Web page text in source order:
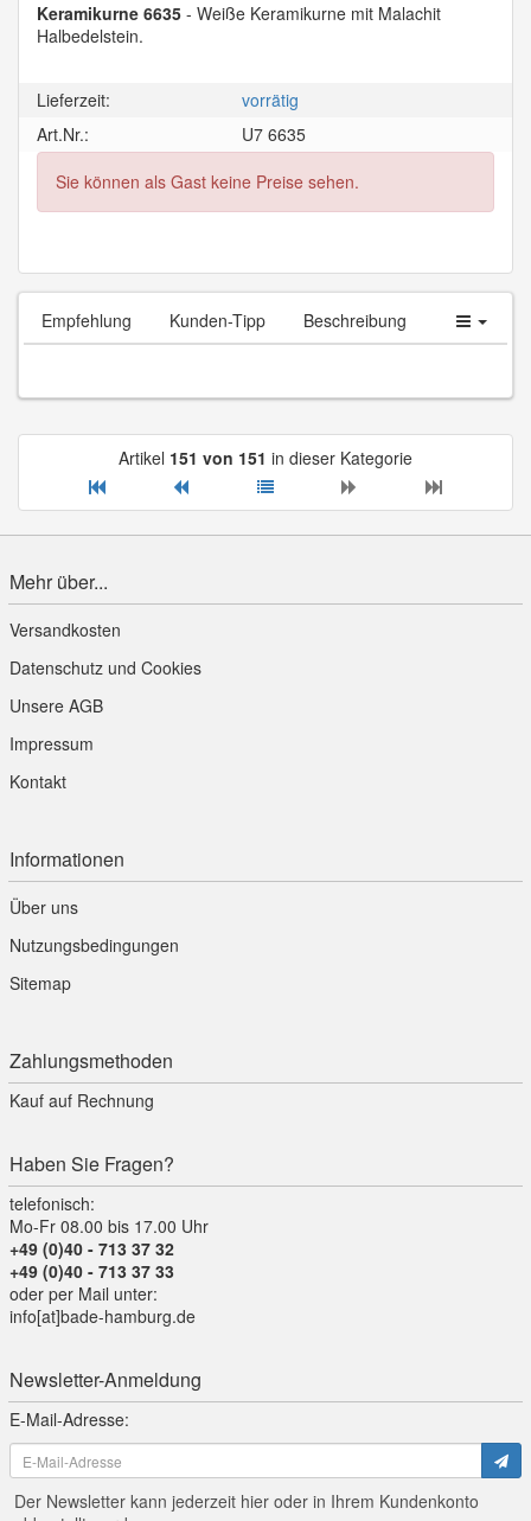
Keramikurne 6635 - Weiße Keramikurne mit Malachit
Halbedelstein.
Lieferzeit:
vorrätig
Art.Nr.:
U7 6635
Sie können als Gast keine Preise sehen.
Empfehlung Kunden-Tipp Beschreibung
Artikel 151 von 151 in dieser Kategorie
Mehr über...
Versandkosten
Datenschutz und Cookies
Unsere AGB
Impressum
Kontakt
Informationen
Über uns
Nutzungsbedingungen
Sitemap
Zahlungsmethoden
Kauf auf Rechnung
Haben Sie Fragen?
telefonisch:
Mo-Fr 08.00 bis 17.00 Uhr
+49 (0)40 - 713 37 32
+49 (0)40 - 713 37 33
oder per Mail unter:
info[at]bade-hamburg.de
Newsletter-Anmeldung
E-Mail-Adresse:
Der Newsletter kann jederzeit hier oder in Ihrem Kundenkonto